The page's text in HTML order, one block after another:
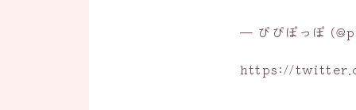
— ぴぴぽっぽ
https://